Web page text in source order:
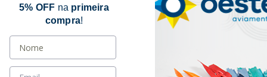
5% OFF na primeira
compra!